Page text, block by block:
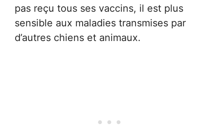
pas reçu tous ses vaccins, il est plus
sensible aux maladies transmises par
d’autres chiens et animaux.